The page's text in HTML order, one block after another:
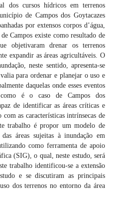
dos cursos hídricos em terrenos
de Campos dos Goytacazes
por extensos corpos d’água,
Campos existe como resultado de
objetivaram drenar os terrenos
expandir as áreas agricultáveis. O
neste sentido, apresenta-se
para ordenar e planejar o uso e
daquelas onde esses eventos
é o caso de Campos dos
de identificar as áreas críticas e
as características intrínsecas de
trabalho é propor um modelo de
áreas sujeitas à inundação em
como ferramenta de apoio
(SIG), o qual, neste estudo, será
trabalho identificou-se a extensão
e se discutiram as principais
dos terrenos no entorno da área